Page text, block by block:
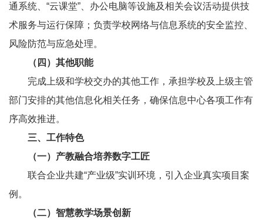
通系统、“云课堂”、办公电脑等设施及相关会议活动提供技
术服务与运行保障；负责学校网络与信息系统的安全监控、
风险防范与应急处理。
（四）其他职能
完成上级和学校交办的其他工作，承担学校及上级主管
部门安排的其他信息化相关任务，确保信息中心各项工作有
序高效推进。
三、工作特色
（一）产教融合培养数字工匠
联合企业共建“产业级”实训环境，引入企业真实项目案
例。
（二）智慧教学场景创新